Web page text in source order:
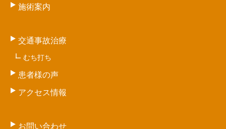
施術案内
交通事故治療
むち打ち
患者様の声
アクセス情報
お問い合わせ